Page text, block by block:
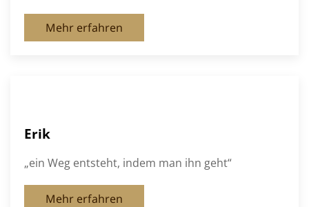
Mehr erfahren
Erik
„ein Weg entsteht, indem man ihn geht“
Mehr erfahren